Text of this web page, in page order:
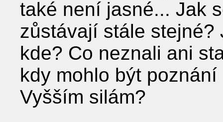
také není jasné... Jak
zůstávají stále
kde? Co neznali ani
kdy mohlo být
Vyšším silám?